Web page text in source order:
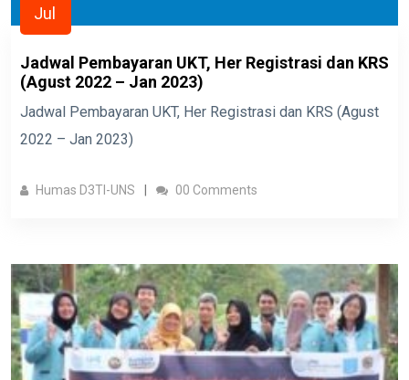
Jul
Jadwal Pembayaran UKT, Her Registrasi dan KRS
(Agust 2022 – Jan 2023)
Jadwal Pembayaran UKT, Her Registrasi dan KRS (Agust
2022 – Jan 2023)
Humas D3TI-UNS 00 Comments